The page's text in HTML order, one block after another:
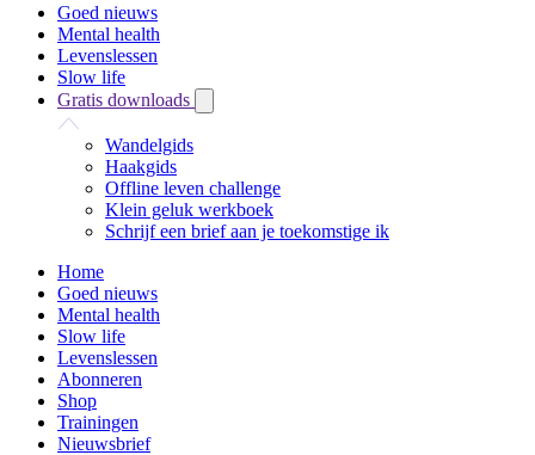
Goed nieuws
Mental health
Levenslessen
Slow life
Gratis downloads
Wandelgids
Haakgids
Offline leven challenge
Klein geluk werkboek
Schrijf een brief aan je toekomstige ik
Home
Goed nieuws
Mental health
Slow life
Levenslessen
Abonneren
Shop
Trainingen
Nieuwsbrief